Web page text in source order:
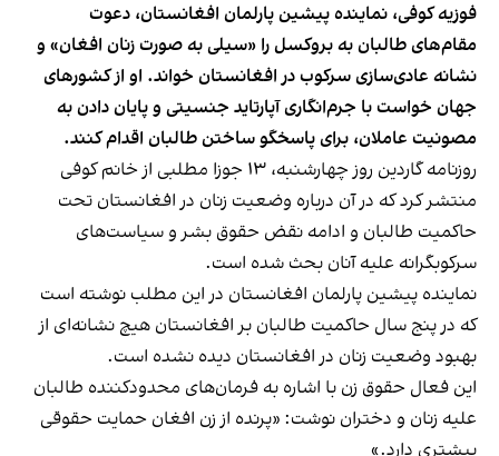
فوزیه کوفی، نماینده پیشین پارلمان افغانستان، دعوت
مقام‌های طالبان به بروکسل را «سیلی به صورت زنان افغان» و
نشانه عادی‌سازی سرکوب در افغانستان خواند. او از کشورهای
جهان خواست با جرم‌انگاری آپارتاید جنسیتی و پایان دادن به
مصونیت عاملان، برای پاسخگو ساختن طالبان اقدام کنند.
روزنامه گاردین روز چهارشنبه، ۱۳ جوزا مطلبی از خانم کوفی
منتشر کرد که در آن درباره وضعیت زنان در افغانستان تحت
حاکمیت طالبان و ادامه نقض حقوق بشر و سیاست‌های
سرکوبگرانه علیه آنان بحث شده است.
نماینده پیشین پارلمان افغانستان در این مطلب نوشته است
که در پنج سال حاکمیت طالبان بر افغانستان هیچ نشانه‌ای از
بهبود وضعیت زنان در افغانستان دیده نشده است.
این فعال حقوق زن با اشاره به فرمان‌های محدودکننده طالبان
علیه زنان و دختران نوشت: «پرنده از زن افغان حمایت حقوقی
بیشتری دارد.»